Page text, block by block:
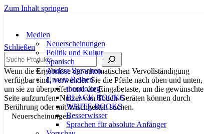
Zum Inhalt springen
Medien
Neuerscheinungen
Politik und Kultur
Spanisch
Andere Sprachen
Unsere Reihen
theorie.org
BLACK BOOKS
WHITE BOOKS
Besserwisser
Sprachen für absolute Anfänger
Schließen
Suche
Wenn die Ergebnisse der automatischen Vervollständigung
verfügbar sind, verwenden Sie die Pfeile nach oben und unten,
um sie zu überprüfen und die Eingabetaste, um die gewünschte
Seite aufzurufen. Nutzer von Touch-Geräten können durch
Berührung oder mit Wischgesten suchen.
Neuerscheinungen